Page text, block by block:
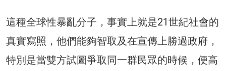
這種全球性暴亂分子，事實上就是21世紀社會的
真實寫照，他們能夠智取及在宣傳上勝過政府，
特別是當雙方試圖爭取同一群民眾的時候，便高